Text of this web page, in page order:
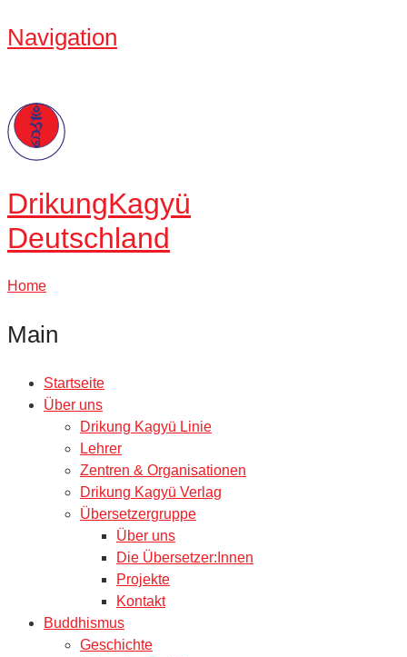
Navigation
DrikungKagyü
Deutschland
Home
Main
Startseite
Über uns
Drikung Kagyü Linie
Lehrer
Zentren & Organisationen
Drikung Kagyü Verlag
Übersetzergruppe
Über uns
Die Übersetzer:Innen
Projekte
Kontakt
Buddhismus
Geschichte